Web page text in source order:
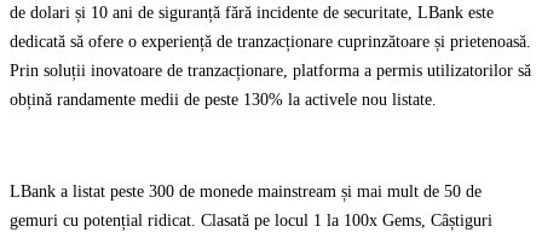
de dolari și 10 ani de siguranță fără incidente de securitate, LBank este
dedicată să ofere o experiență de tranzacționare cuprinzătoare și prietenoasă.
Prin soluții inovatoare de tranzacționare, platforma a permis utilizatorilor să
obțină randamente medii de peste 130% la activele nou listate.
LBank a listat peste 300 de monede mainstream și mai mult de 50 de
gemuri cu potențial ridicat. Clasată pe locul 1 la 100x Gems, Câștiguri